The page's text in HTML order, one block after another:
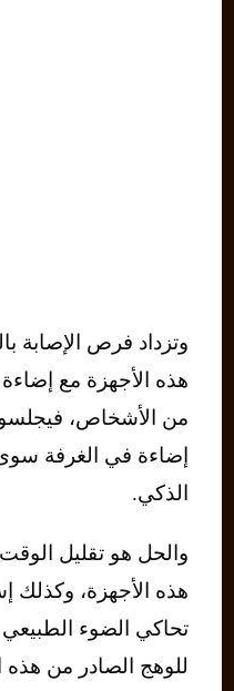
وتزداد فرص الإصابة
هذه الأجهزة مع إضاءة
من الأشخاص،
إضاءة في الغرفة سوى
الذكي.
والحل هو تقليل
هذه الأجهزة، وكذلك
تحاكي الضوء
للوهج الصادر من هذه